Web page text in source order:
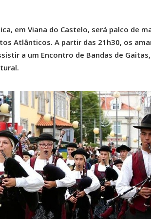
em Viana do Castelo, será palco de
Atlânticos. A partir das 21h30, os
a um Encontro de Bandas de